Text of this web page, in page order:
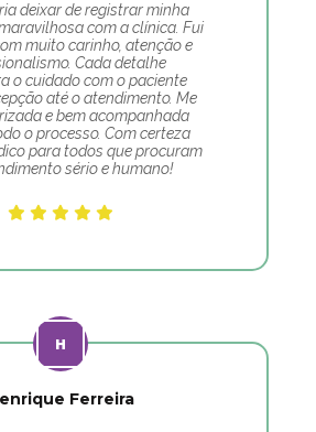
deixar de registrar minha
com a clínica. Fui
muito carinho, atenção e
Cada detalhe
o cuidado com o paciente
até o atendimento. Me
e bem acompanhada
o processo. Com certeza
para todos que procuram
sério e humano!
Ferreira